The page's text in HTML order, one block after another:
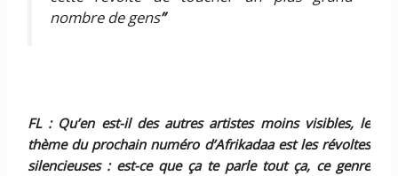
nombre de gens”
FL : Qu’en est-il des autres artistes moins visibles, le
thème du prochain numéro d’Afrikadaa est les révoltes
silencieuses : est-ce que ça te parle tout ça, ce genre